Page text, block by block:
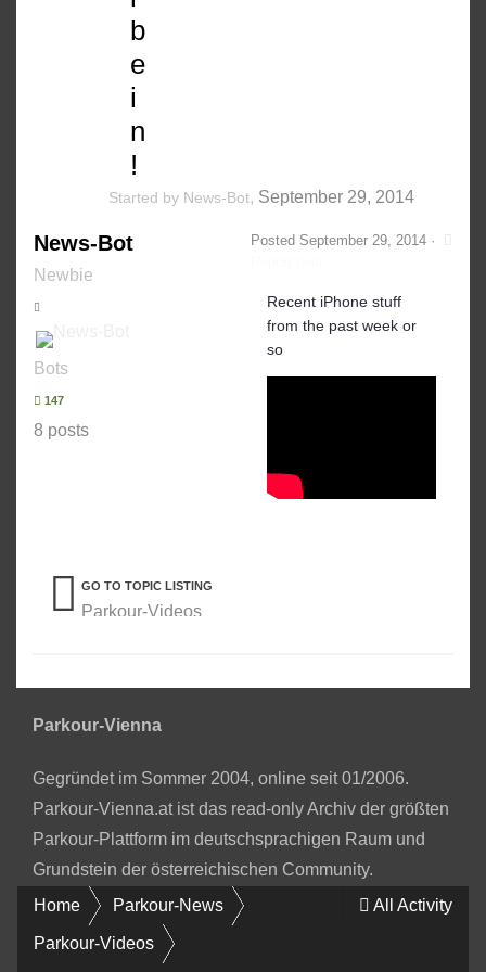
b
e
i
n
!
Started by News-Bot, September 29, 2014
News-Bot
Newbie
Bots
147
8 posts
Posted September 29, 2014 ·
Recent iPhone stuff
from the past week or
so
GO TO TOPIC LISTING
Parkour-Videos
Parkour-Vienna
Gegründet im Sommer 2004, online seit 01/2006.
Parkour-Vienna.at ist das read-only Archiv der größten
Parkour-Plattform im deutschsprachigen Raum und
Grundstein der österreichischen Community.
All Activity
Home Parkour-News
Parkour-Videos